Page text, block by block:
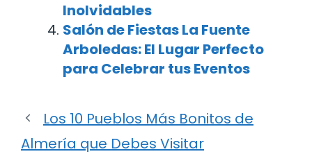
Inolvidables
Salón de Fiestas La Fuente
Arboledas: El Lugar Perfecto
para Celebrar tus Eventos
Los 10 Pueblos Más Bonitos de
Almería que Debes Visitar